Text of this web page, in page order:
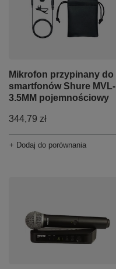
Mikrofon przypinany do
smartfonów Shure MVL-
3.5MM pojemnościowy
344,79 zł
+ Dodaj do porównania